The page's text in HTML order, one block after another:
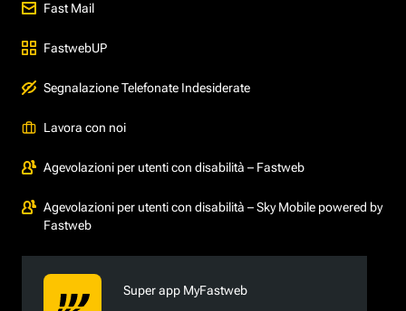
Fast Mail
FastwebUP
Segnalazione Telefonate Indesiderate
Lavora con noi
Agevolazioni per utenti con disabilità – Fastweb
Agevolazioni per utenti con disabilità – Sky Mobile powered by
Fastweb
Super app MyFastweb